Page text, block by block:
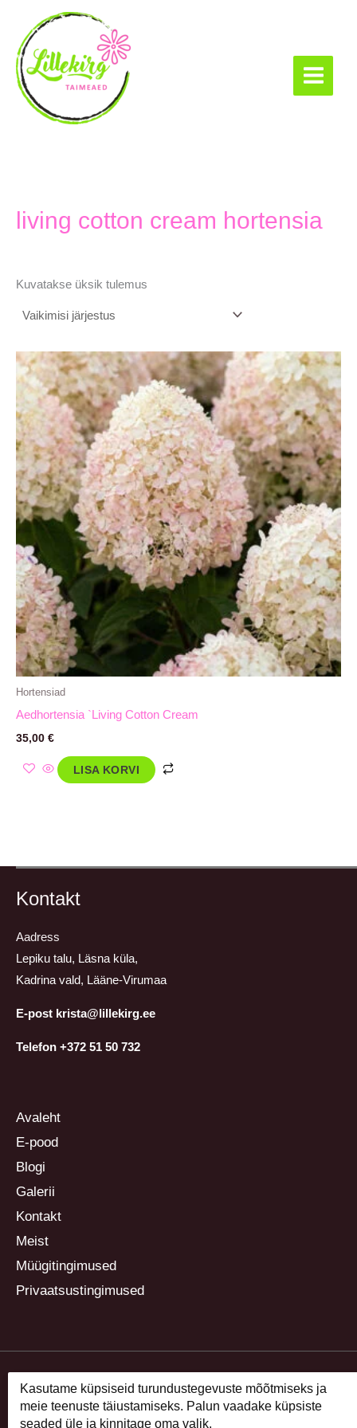
content
living cotton cream hortensia
Kuvatakse üksik tulemus
Hortensiad
Aedhortensia `Living Cotton Cream
35,00 €
LISA KORVI
Kontakt
Aadress
Lepiku talu, Läsna küla,
Kadrina vald, Lääne-Virumaa
E-post krista@lillekirg.ee
Telefon +372 51 50 732
Avaleht
E-pood
Blogi
Galerii
Kontakt
Meist
Müügitingimused
Privaatsustingimused
Kasutame küpsiseid turundustegevuste mõõtmiseks ja
meie teenuste täiustamiseks. Palun vaadake küpsiste
seaded üle ja kinnitage oma valik.